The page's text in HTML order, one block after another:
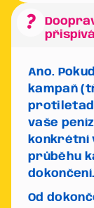
question_mark
Ano.
kampaň
vaše
konkrétní
průběhu
dokončení.
Od